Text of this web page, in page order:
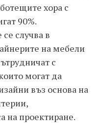
хора с
90%.
случва в
на мебели
с
могат да
въз основа на
на проектиране.